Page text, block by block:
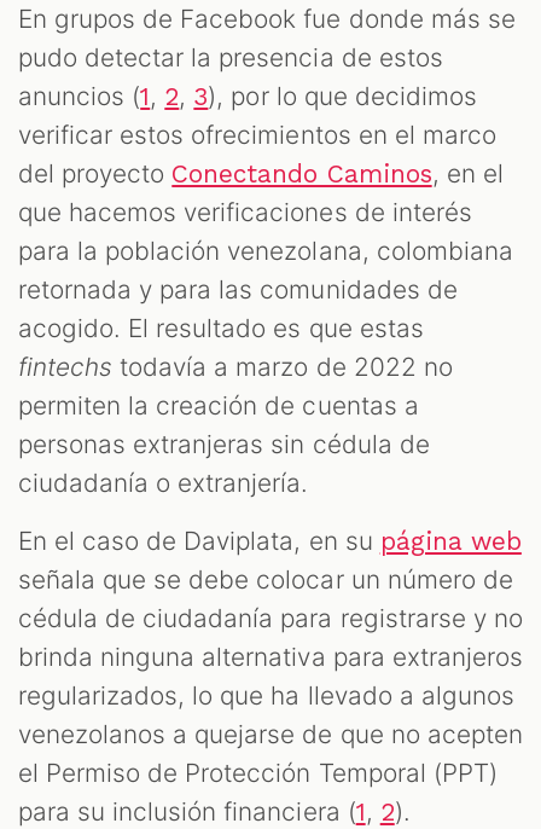
En grupos de Facebook fue donde más se
pudo detectar la presencia de estos
anuncios (1, 2, 3), por lo que decidimos
verificar estos ofrecimientos en el marco
del proyecto Conectando Caminos, en el
que hacemos verificaciones de interés
para la población venezolana, colombiana
retornada y para las comunidades de
acogido. El resultado es que estas
fintechstodavía a marzo de 2022 no
permiten la creación de cuentas a
personas extranjeras sin cédula de
ciudadanía o extranjería.
En el caso de Daviplata, en su página web
señala que se debe colocar un número de
cédula de ciudadanía para registrarse y no
brinda ninguna alternativa para extranjeros
regularizados, lo que ha llevado a algunos
venezolanos a quejarse de que no acepten
el Permiso de Protección Temporal (PPT)
para su inclusión financiera (1, 2).